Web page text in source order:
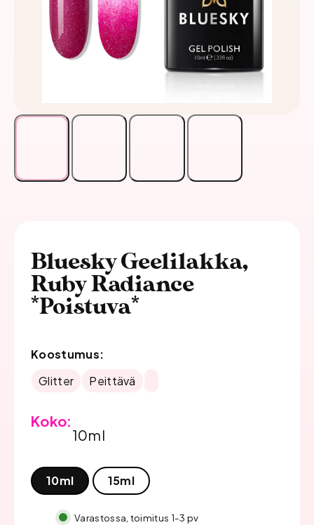
Bluesky Geelilakka,
Ruby Radiance
*Poistuva*
Koostumus:
Glitter
Peittävä
Koko:
10ml
10ml 15ml
Varastossa, toimitus 1-3 pv